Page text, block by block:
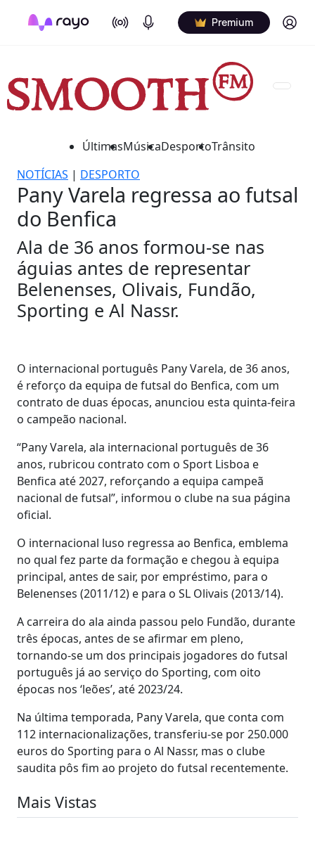
On Air Podcasts Premium Log in
ÚltimasMúsicaDesportoTrânsito
NOTÍCIAS | DESPORTO
Pany Varela regressa ao futsal
do Benfica
Ala de 36 anos formou-se nas
águias antes de representar
Belenenses, Olivais, Fundão,
Sporting e Al Nassr.
O internacional português Pany Varela, de 36 anos,
é reforço da equipa de futsal do Benfica, com um
contrato de duas épocas, anunciou esta quinta-feira
o campeão nacional.
“Pany Varela, ala internacional português de 36
anos, rubricou contrato com o Sport Lisboa e
Benfica até 2027, reforçando a equipa campeã
nacional de futsal”, informou o clube na sua página
oficial.
O internacional luso regressa ao Benfica, emblema
no qual fez parte da formação e chegou à equipa
principal, antes de sair, por empréstimo, para o
Belenenses (2011/12) e para o SL Olivais (2013/14).
A carreira do ala ainda passou pelo Fundão, durante
três épocas, antes de se afirmar em pleno,
tornando-se um dos principais jogadores do futsal
português já ao serviço do Sporting, com oito
épocas nos ‘leões’, até 2023/24.
Na última temporada, Pany Varela, que conta com
112 internacionalizações, transferiu-se por 250.000
euros do Sporting para o Al Nassr, mas o clube
saudita pôs fim ao projeto do futsal recentemente.
Mais Vistas